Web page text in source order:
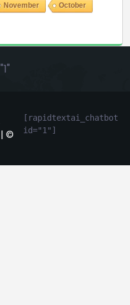
November October
©
[rapidtextai_chatbot
id="1"]